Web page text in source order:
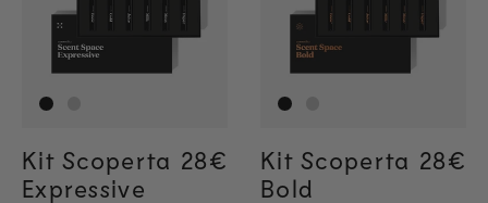
Kit Scoperta
Expressive
Regular price
28€
Regular price
28€
Kit Scoperta
Bold
28€
28€